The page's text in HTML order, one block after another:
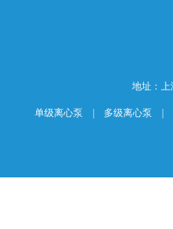
地址：上
单级离心泵 多级离心泵